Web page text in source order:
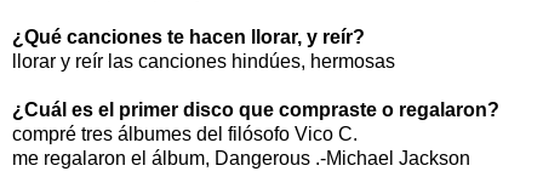
¿Qué canciones te hacen llorar, y reír?
llorar y reír las canciones hindúes, hermosas
¿Cuál es el primer disco que compraste o regalaron?
compré tres álbumes del filósofo Vico C.
me regalaron el álbum, Dangerous .-Michael Jackson